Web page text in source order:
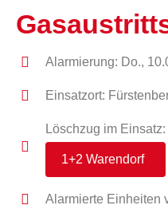
Alarmierung: Do.,
Einsatzort:
Löschzug im Einsatz:
1+2 Warendorf
Alarmierte Einheiten